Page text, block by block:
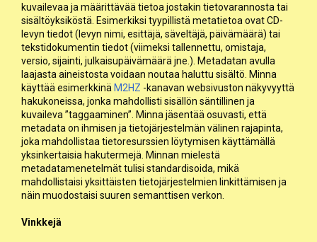
kuvailevaa ja määrittävää tietoa jostakin tietovarannosta tai
sisältöyksiköstä. Esimerkiksi tyypillistä metatietoa ovat CD-
levyn tiedot (levyn nimi, esittäjä, säveltäjä, päivämäärä) tai
tekstidokumentin tiedot (viimeksi tallennettu, omistaja,
versio, sijainti, julkaisupäivämäärä jne.). Metadatan avulla
laajasta aineistosta voidaan noutaa haluttu sisältö. Minna
käyttää esimerkkinä M2HZ -kanavan websivuston näkyvyyttä
hakukoneissa, jonka mahdollisti sisällön säntillinen ja
kuvaileva ”taggaaminen”. Minna jäsentää osuvasti, että
metadata on ihmisen ja tietojärjestelmän välinen rajapinta,
joka mahdollistaa tietoresurssien löytymisen käyttämällä
yksinkertaisia hakutermejä. Minnan mielestä
metadatamenetelmät tulisi standardisoida, mikä
mahdollistaisi yksittäisten tietojärjestelmien linkittämisen ja
näin muodostaisi suuren semanttisen verkon.
Vinkkejä